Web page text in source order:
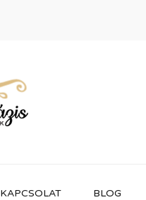
KAPCSOLAT BLOG